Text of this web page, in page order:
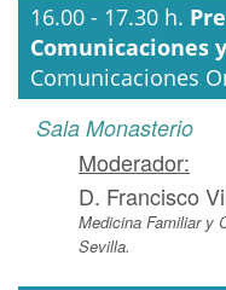
16.00 - 17.30 h.
Comunicaciones
Comunicaciones
Sala Monasterio
Moderador:
D. Francisco
Medicina Familiar y
Sevilla.